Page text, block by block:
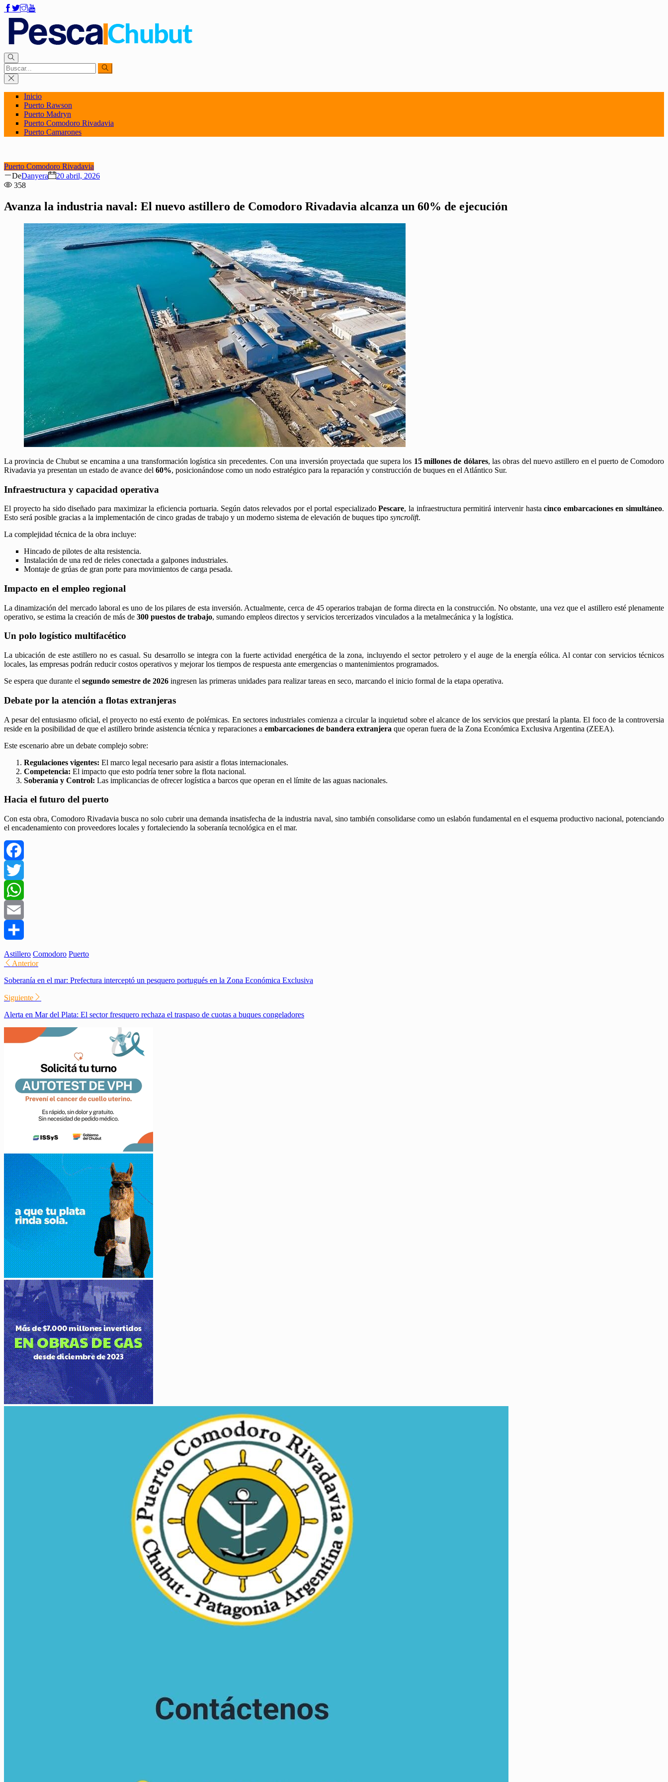
Inicio
Puerto Rawson
Puerto Madryn
Puerto Comodoro Rivadavia
Puerto Camarones
Puerto Comodoro Rivadavia
DeAuthor
Danyera
Posted
20 abril, 2026
358
Avanza la industria naval: El nuevo astillero de Comodoro Rivadavia alcanza un 60% de ejecución
La provincia de Chubut se encamina a una transformación logística sin precedentes. Con una inversión proyectada que supera los 15 millones de dólares, las obras del nuevo astillero en el puerto de Comodoro
Rivadavia ya presentan un estado de avance del 60%, posicionándose como un nodo estratégico para la reparación y construcción de buques en el Atlántico Sur.
Infraestructura y capacidad operativa
​El proyecto ha sido diseñado para maximizar la eficiencia portuaria. Según datos relevados por el portal especializadoPescare, la infraestructura permitirá intervenir hastacinco embarcaciones en simultáneo.
Esto será posible gracias a la implementación de cinco gradas de trabajo y un moderno sistema de elevación de buques tipo syncrolift.
​La complejidad técnica de la obra incluye:
​Hincado de pilotes de alta resistencia.
​Instalación de una red de rieles conectada a galpones industriales.
​Montaje de grúas de gran porte para movimientos de carga pesada.
Impacto en el empleo regional
​La dinamización del mercado laboral es uno de los pilares de esta inversión. Actualmente, cerca de 45 operarios trabajan de forma directa en la construcción. No obstante, una vez que el astillero esté plenamente
operativo, se estima la creación de más de 300 puestos de trabajo, sumando empleos directos y servicios tercerizados vinculados a la metalmecánica y la logística.
Un polo logístico multifacético
​La ubicación de este astillero no es casual. Su desarrollo se integra con la fuerte actividad energética de la zona, incluyendo el sector petrolero y el auge de la energía eólica. Al contar con servicios técnicos
locales, las empresas podrán reducir costos operativos y mejorar los tiempos de respuesta ante emergencias o mantenimientos programados.
​Se espera que durante el segundo semestre de 2026 ingresen las primeras unidades para realizar tareas en seco, marcando el inicio formal de la etapa operativa.
Debate por la atención a flotas extranjeras
​A pesar del entusiasmo oficial, el proyecto no está exento de polémicas. En sectores industriales comienza a circular la inquietud sobre el alcance de los servicios que prestará la planta. El foco de la controversia
reside en la posibilidad de que el astillero brinde asistencia técnica y reparaciones a embarcaciones de bandera extranjera que operan fuera de la Zona Económica Exclusiva Argentina (ZEEA).
​Este escenario abre un debate complejo sobre:
Regulaciones vigentes: El marco legal necesario para asistir a flotas internacionales.
Competencia: El impacto que esto podría tener sobre la flota nacional.
Soberanía y Control: Las implicancias de ofrecer logística a barcos que operan en el límite de las aguas nacionales.
Hacia el futuro del puerto
​Con esta obra, Comodoro Rivadavia busca no solo cubrir una demanda insatisfecha de la industria naval, sino también consolidarse como un eslabón fundamental en el esquema productivo nacional, potenciando
el encadenamiento con proveedores locales y fortaleciendo la soberanía tecnológica en el mar.
Facebook
Twitter
WhatsApp
Email
Compartir
Astillero Comodoro Puerto
Anterior
Soberanía en el mar: Prefectura interceptó un pesquero portugués en la Zona Económica Exclusiva
Siguiente
​Alerta en Mar del Plata: El sector fresquero rechaza el traspaso de cuotas a buques congeladores